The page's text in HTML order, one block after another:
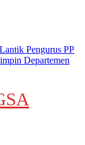
Pengurus PP
Departemen